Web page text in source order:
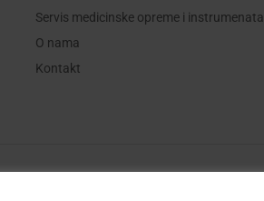
Servis medicinske opreme i instrumenata
O nama
Kontakt